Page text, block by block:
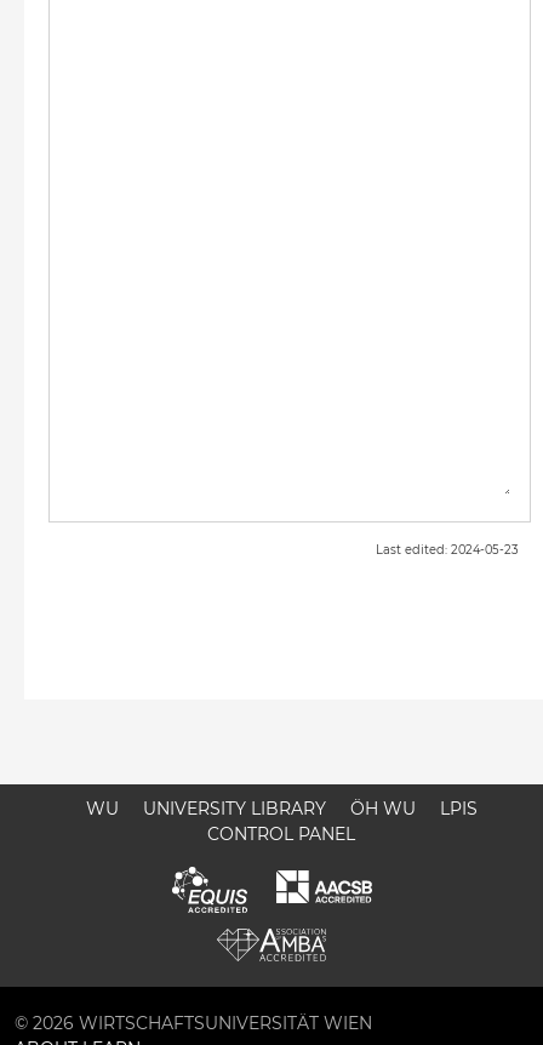
Last edited: 2024-05-23
WU UNIVERSITY LIBRARY ÖH WU
LPIS
CONTROL PANEL
© 2026 WIRTSCHAFTSUNIVERSITÄT WIEN